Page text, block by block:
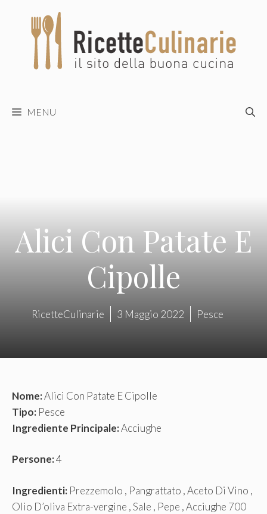
contenuto
MENU
Alici Con Patate E
Cipolle
RicetteCulinarie 3 Maggio 2022 Pesce
Nome:Alici Con Patate E Cipolle
Tipo: Pesce
Ingrediente Principale:Acciughe
Persone:4
Ingredienti: Prezzemolo , Pangrattato , Aceto Di Vino ,
Olio D’oliva Extra-vergine , Sale , Pepe , Acciughe 700